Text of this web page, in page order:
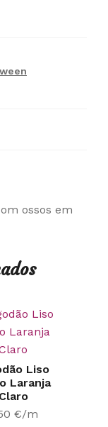
ossos em
Liso
Laranja
Claro
€/m